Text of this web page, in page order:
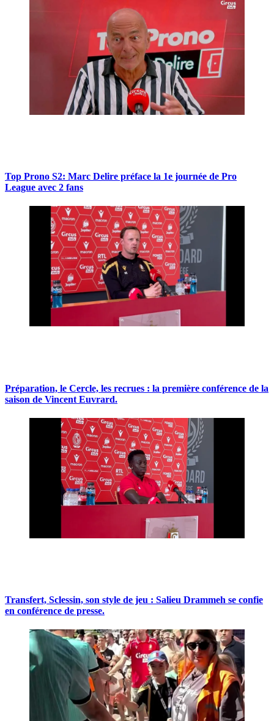
Top Prono S2: Marc Delire préface la 1e journée de Pro
League avec 2 fans
Préparation, le Cercle, les recrues : la première conférence de la
saison de Vincent Euvrard.
Transfert, Sclessin, son style de jeu : Salieu Drammeh se confie
en conférence de presse.